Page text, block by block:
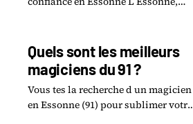
du groupe Alain.
Quels sont les meilleurs
magiciens du 91 ?
Vous tes la recherche d un magicien
en Essonne (91) pour sublimer votre